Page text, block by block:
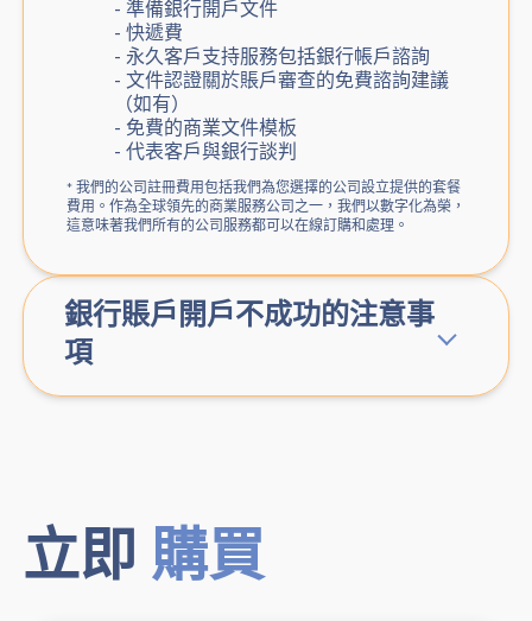
- 準備銀行開戶文件
- 快遞費
- 永久客戶支持服務包括銀行帳戶諮詢
- 文件認證關於賬戶審查的免費諮詢建議
（如有）
- 免費的商業文件模板
- 代表客戶與銀行談判
* 我們的公司註冊費用包括我們為您選擇的公司設立提供的套餐
費用。作為全球領先的商業服務公司之一，我們以數字化為榮，
這意味著我們所有的公司服務都可以在線訂購和處理。
銀行賬戶開戶不成功的注意事
項
立即 購買